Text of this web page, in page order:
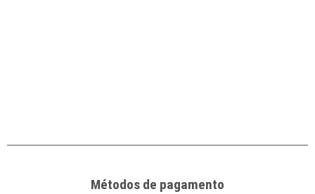
Métodos de pagamento